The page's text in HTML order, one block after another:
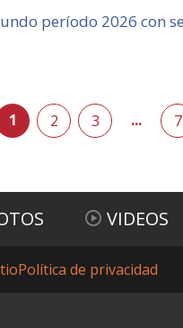
período 2026 con
1 2 3 ... 7
siguiente
VIDEOS
Política de privacidad